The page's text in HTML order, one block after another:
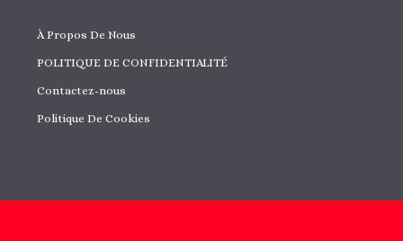
À Propos De Nous
POLITIQUE DE CONFIDENTIALITÉ
Contactez-nous
Politique De Cookies